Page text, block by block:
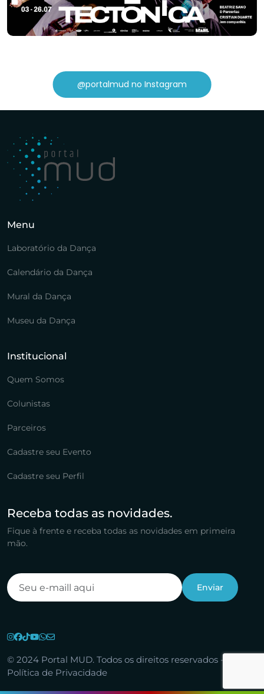
@portalmud no Instagram
Menu
Laboratório da Dança
Calendário da Dança
Mural da Dança
Museu da Dança
Institucional
Quem Somos
Colunistas
Parceiros
Cadastre seu Evento
Cadastre seu Perfil
Receba todas as novidades.
Fique à frente e receba todas as novidades em primeira
mão.
© 2024 Portal MUD. Todos os direitos reservados -
Política de Privacidade